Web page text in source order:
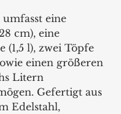
umfasst eine
cm), eine
(1,5 l), zwei Töpfe
einen größeren
Litern
Gefertigt aus
Edelstahl,